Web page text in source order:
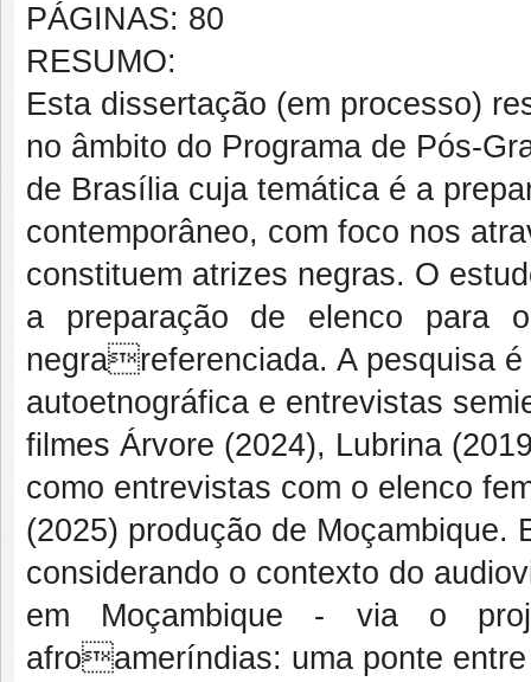
PÁGINAS: 80
RESUMO:
Esta dissertação (em processo)
no âmbito do Programa de Pós-
de Brasília cuja temática é a
contemporâneo, com foco nos
constituem atrizes negras. O
a preparação de elenco para
negrareferenciada. A pesquisa
autoetnográfica e entrevistas
filmes Árvore (2024), Lubrina
como entrevistas com o elenco
(2025) produção de Moçambique.
considerando o contexto do
em Moçambique - via o
afroameríndias: uma ponte